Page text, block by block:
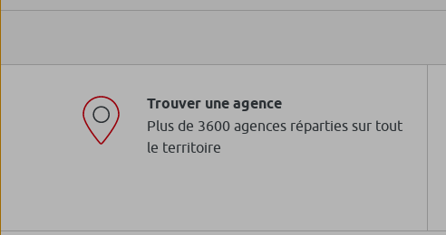
Trouver une agence
Plus de 3600 agences réparties sur tout
le territoire